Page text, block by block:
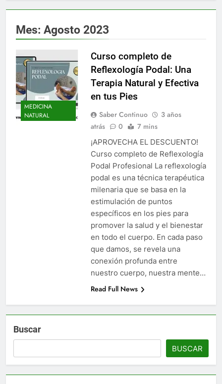
Mes: Agosto 2023
MEDICINA
NATURAL
Curso completo de
Reflexología Podal: Una
Terapia Natural y Efectiva
en tus Pies
Saber Continuo
3 años
atrás
0 7 mins
‍¡APROVECHA EL DESCUENTO!
Curso completo de Reflexología
Podal Profesional La reflexología
podal es una técnica terapéutica
milenaria que se basa en la
estimulación de puntos
específicos en los pies para
promover la salud y el bienestar
en todo el cuerpo. En cada paso
que damos, se revela una
conexión profunda entre
nuestro cuerpo, nuestra mente…
Read Full News
Buscar
BUSCAR